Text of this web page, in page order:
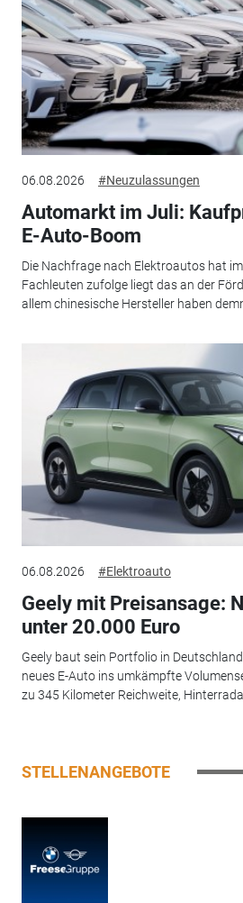
06.08.2026 #Neuzulassungen
Automarkt im Juli:
E-Auto-Boom
Die Nachfrage nach Elektroautos hat
Fachleuten zufolge liegt das an der
allem chinesische Hersteller haben
06.08.2026 #Elektroauto
Geely mit Preisansage:
unter 20.000 Euro
Geely baut sein Portfolio in
neues E-Auto ins umkämpfte
zu 345 Kilometer Reichweite,
STELLENANGEBOTE